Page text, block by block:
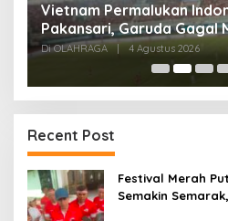
Vietnam Permalukan
Pakansari, Garuda Gagal
Kandang
Di OLAHRAGA 4 Agustus 2026
Recent Post
Festival Merah
Semakin